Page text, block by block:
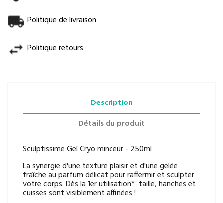
Politique de livraison
Politique retours
Description
Détails du produit
Sculptissime Gel Cryo minceur - 250ml
La synergie d'une texture plaisir et d'une gelée
fraîche au parfum délicat pour raffermir et sculpter
votre corps. Dès la 1er utilisation* taille, hanches et
cuisses sont visiblement affinées !